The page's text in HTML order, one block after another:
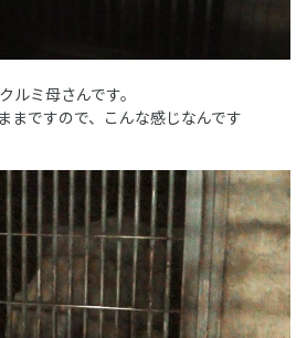
ルミ母さんです。
まですので、こんな感じなんです